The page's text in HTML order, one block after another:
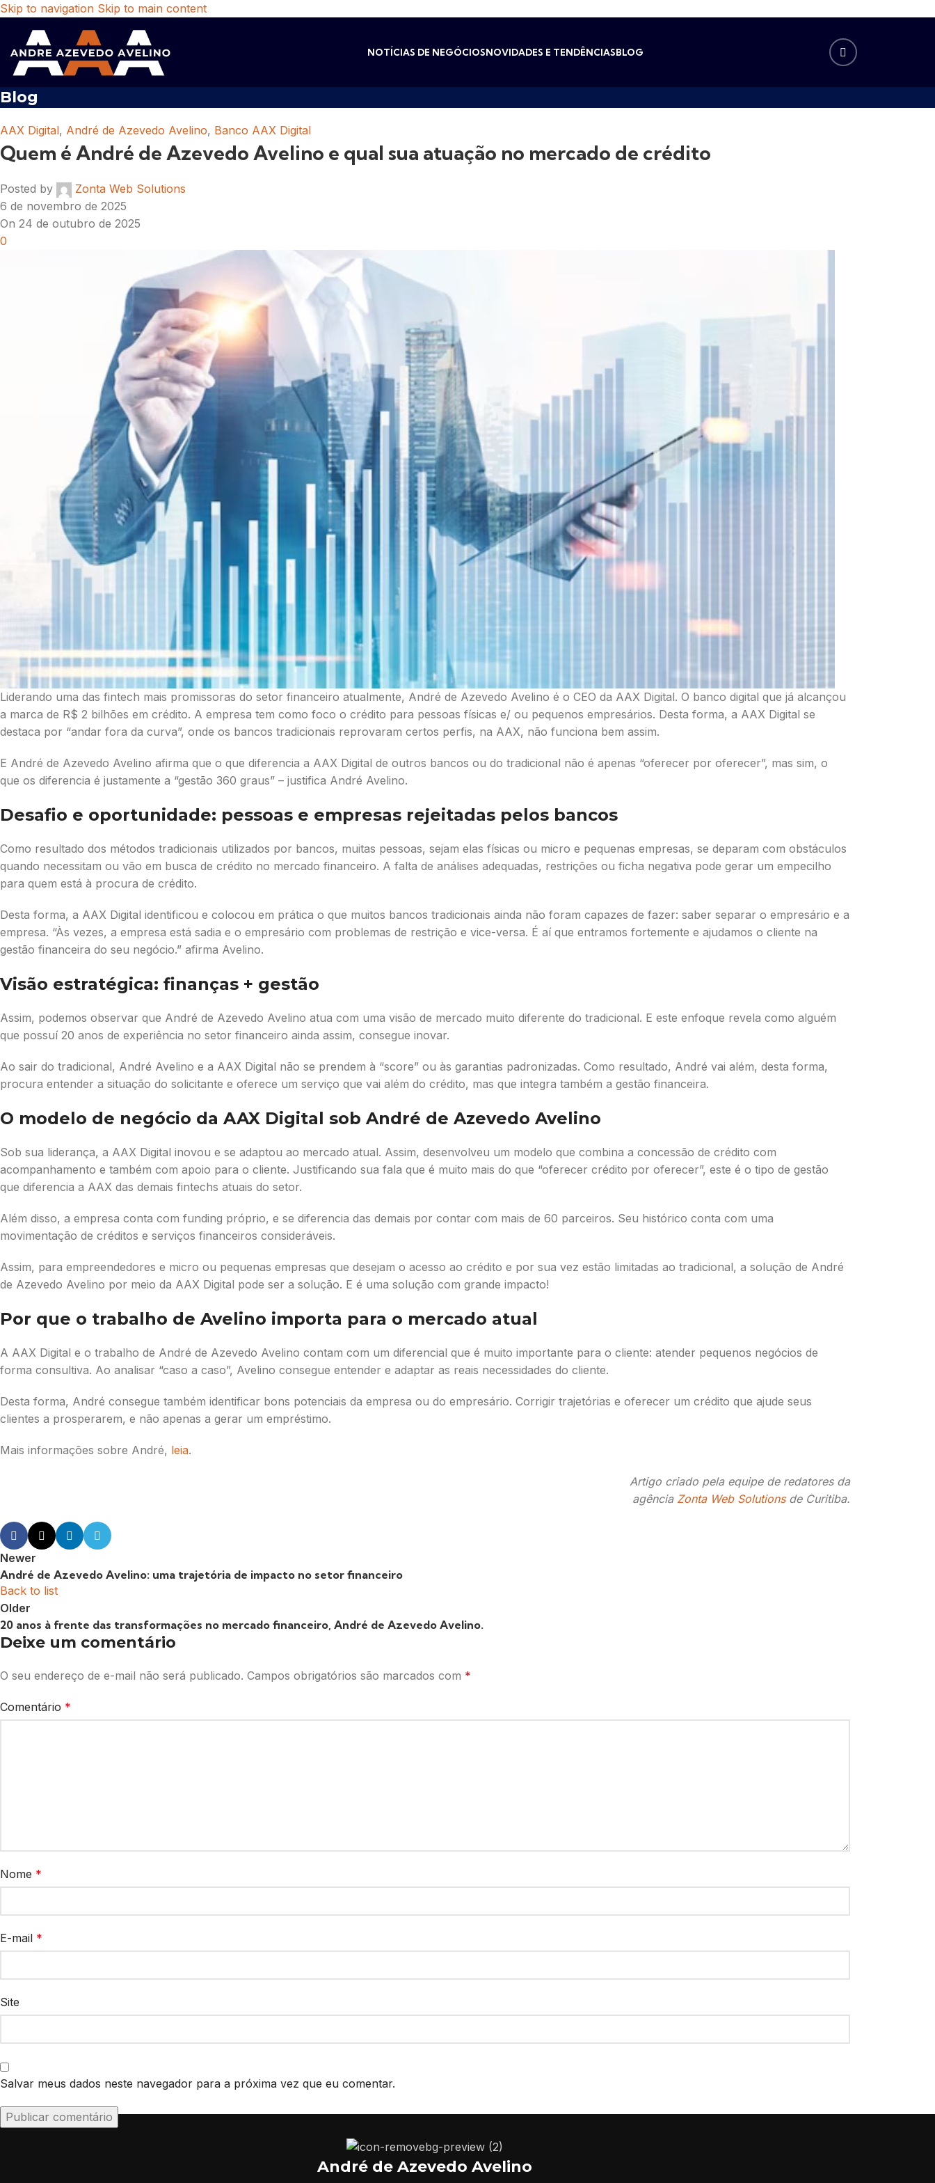
Skip to navigation Skip to main content
NOTÍCIAS DE NEGÓCIOSNOVIDADES E TENDÊNCIASBLOG
Blog
AAX Digital, André de Azevedo Avelino, Banco AAX Digital
Quem é André de Azevedo Avelino e qual sua atuação no mercado de crédito
Posted by
Zonta Web Solutions
6 de novembro de 2025
On 24 de outubro de 2025
0
Liderando uma das fintech mais promissoras do setor financeiro atualmente, André de Azevedo Avelino é o CEO da AAX Digital. O banco digital que já alcançou
a marca de R$ 2 bilhões em crédito. A empresa tem como foco o crédito para pessoas físicas e/ ou pequenos empresários. Desta forma, a AAX Digital se
destaca por “andar fora da curva”, onde os bancos tradicionais reprovaram certos perfis, na AAX, não funciona bem assim.
E André de Azevedo Avelino afirma que o que diferencia a AAX Digital de outros bancos ou do tradicional não é apenas “oferecer por oferecer”, mas sim, o
que os diferencia é justamente a “gestão 360 graus” – justifica André Avelino.
Desafio e oportunidade: pessoas e empresas rejeitadas pelos bancos
Como resultado dos métodos tradicionais utilizados por bancos, muitas pessoas, sejam elas físicas ou micro e pequenas empresas, se deparam com obstáculos
quando necessitam ou vão em busca de crédito no mercado financeiro. A falta de análises adequadas, restrições ou ficha negativa pode gerar um empecilho
para quem está à procura de crédito.
Desta forma, a AAX Digital identificou e colocou em prática o que muitos bancos tradicionais ainda não foram capazes de fazer: saber separar o empresário e a
empresa. “Às vezes, a empresa está sadia e o empresário com problemas de restrição e vice-versa. É aí que entramos fortemente e ajudamos o cliente na
gestão financeira do seu negócio.” afirma Avelino.
Visão estratégica: finanças + gestão
Assim, podemos observar que André de Azevedo Avelino atua com uma visão de mercado muito diferente do tradicional. E este enfoque revela como alguém
que possuí 20 anos de experiência no setor financeiro ainda assim, consegue inovar.
Ao sair do tradicional, André Avelino e a AAX Digital não se prendem à “score” ou às garantias padronizadas. Como resultado, André vai além, desta forma,
procura entender a situação do solicitante e oferece um serviço que vai além do crédito, mas que integra também a gestão financeira.
O modelo de negócio da AAX Digital sob André de Azevedo Avelino
Sob sua liderança, a AAX Digital inovou e se adaptou ao mercado atual. Assim, desenvolveu um modelo que combina a concessão de crédito com
acompanhamento e também com apoio para o cliente. Justificando sua fala que é muito mais do que “oferecer crédito por oferecer”, este é o tipo de gestão
que diferencia a AAX das demais fintechs atuais do setor.
Além disso, a empresa conta com funding próprio, e se diferencia das demais por contar com mais de 60 parceiros. Seu histórico conta com uma
movimentação de créditos e serviços financeiros consideráveis.
Assim, para empreendedores e micro ou pequenas empresas que desejam o acesso ao crédito e por sua vez estão limitadas ao tradicional, a solução de André
de Azevedo Avelino por meio da AAX Digital pode ser a solução. E é uma solução com grande impacto!
Por que o trabalho de Avelino importa para o mercado atual
A AAX Digital e o trabalho de André de Azevedo Avelino contam com um diferencial que é muito importante para o cliente: atender pequenos negócios de
forma consultiva. Ao analisar “caso a caso”, Avelino consegue entender e adaptar as reais necessidades do cliente.
Desta forma, André consegue também identificar bons potenciais da empresa ou do empresário. Corrigir trajetórias e oferecer um crédito que ajude seus
clientes a prosperarem, e não apenas a gerar um empréstimo.
Mais informações sobre André, leia.
Artigo criado pela equipe de redatores da
agência Zonta Web Solutionsde Curitiba.
Newer
André de Azevedo Avelino: uma trajetória de impacto no setor financeiro
Back to list
Older
20 anos à frente das transformações no mercado financeiro, André de Azevedo Avelino.
Deixe um comentário
O seu endereço de e-mail não será publicado. Campos obrigatórios são marcados com *
Comentário *
Nome *
E-mail *
Site
Salvar meus dados neste navegador para a próxima vez que eu comentar.
André de Azevedo Avelino